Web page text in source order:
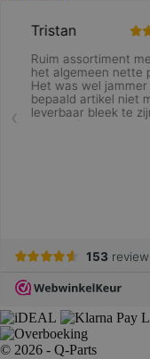
© 2026 - Q-Parts